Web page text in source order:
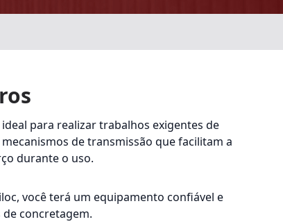
para realizar trabalhos exigentes de
de transmissão que facilitam a
durante o uso.
você terá um equipamento confiável e
concretagem.